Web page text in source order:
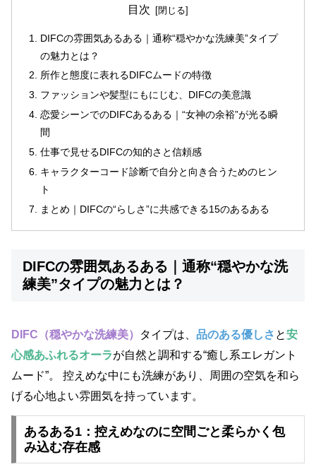
目次
DIFCの雰囲気あるある｜通称“穏やかな洗練美”タイプ
の魅力とは？
所作と態度に表れるDIFCムードの特徴
ファッションや髪型にもにじむ、DIFCの美意識
恋愛シーンでのDIFCあるある｜“女神の余裕”が光る瞬
間
仕事で見せるDIFCの知的さと信頼感
キャラクターコード診断で自分と向き合うためのヒン
ト
まとめ｜DIFCの“らしさ”に共感できる15のあるある
DIFCの雰囲気あるある｜通称“穏やかな洗
練美”タイプの魅力とは？
DIFC（穏やかな洗練美） タイプは、 品のある優しさ と安
心感あふれるオーラが自然と調和する“癒し系エレガント
ムード”。 控えめな中にも洗練があり、周囲の空気を和ら
げる心地よい雰囲気を持っています。
あるある1：控えめなのに空間ごと柔らかく包
み込む存在感